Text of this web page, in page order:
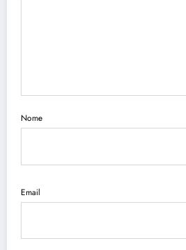
Nome
Email